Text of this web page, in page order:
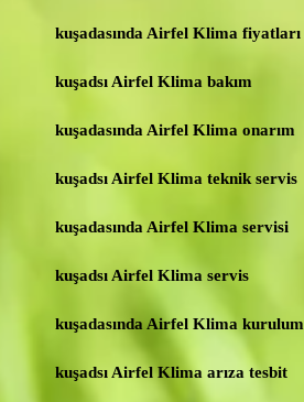
kuşadasında Airfel Klima fiyatları
kuşadsı Airfel Klima bakım
kuşadasında Airfel Klima onarım
kuşadsı Airfel Klima teknik servis
kuşadasında Airfel Klima servisi
kuşadsı Airfel Klima servis
kuşadasında Airfel Klima kurulum
kuşadsı Airfel Klima arıza tesbit